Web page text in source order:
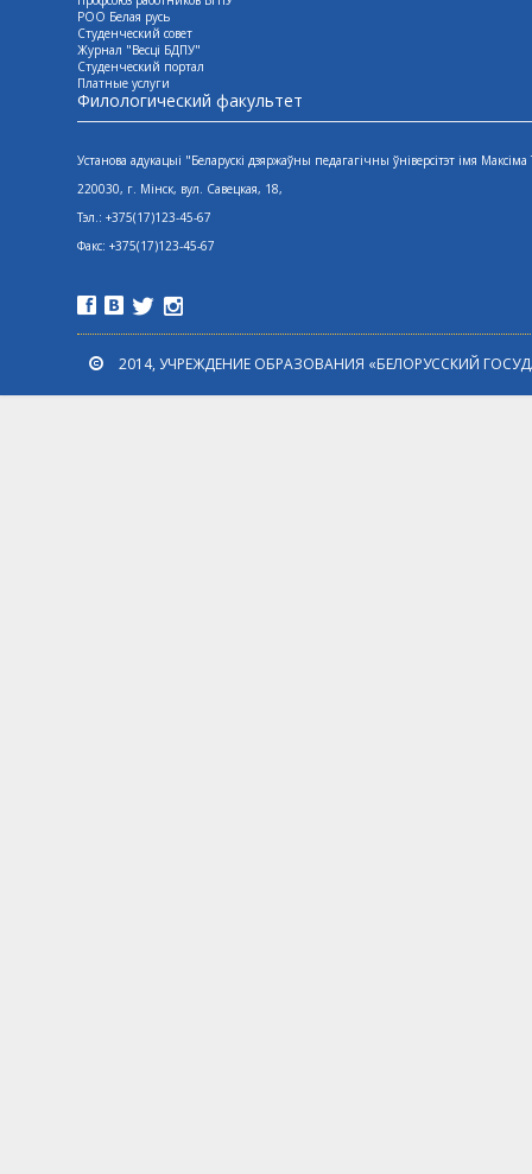
РОО Белая русь
Студенческий совет
Журнал "Весцi БДПУ"
Студенческий портал
Платные услуги
Филологический факультет
Установа адукацыі "Беларускі дзяржаўны педагагічны ўніверсітэт імя
220030, г. Мінск, вул. Савецкая, 18,
Тэл.: +375(17)123-45-67
Факс: +375(17)123-45-67
2014, УЧРЕЖДЕНИЕ ОБРАЗОВАНИЯ «БЕЛОРУССКИЙ